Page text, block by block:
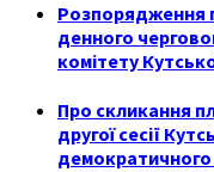
Розпорядження
денного
комітету
Про скликання
другої сесії